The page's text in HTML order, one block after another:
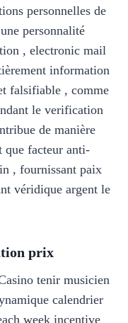
personnelles de
personnalité
, electronic mail
information
falsifiable , comme
le verification
de manière
que facteur anti-
, fournissant paix
véridique argent le
prix
tenir musicien
calendrier
week incentive